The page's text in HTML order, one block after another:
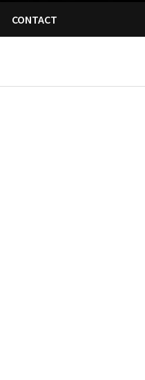
CONTACT